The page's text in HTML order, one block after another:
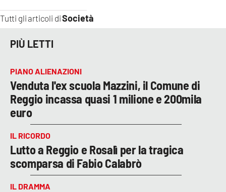
Tutti gli articoli diSocietà
PIÙ LETTI
PIANO ALIENAZIONI
Venduta l'ex scuola Mazzini, il Comune di
Reggio incassa quasi 1 milione e 200mila
euro
IL RICORDO
Lutto a Reggio e Rosalì per la tragica
scomparsa di Fabio Calabrò
IL DRAMMA